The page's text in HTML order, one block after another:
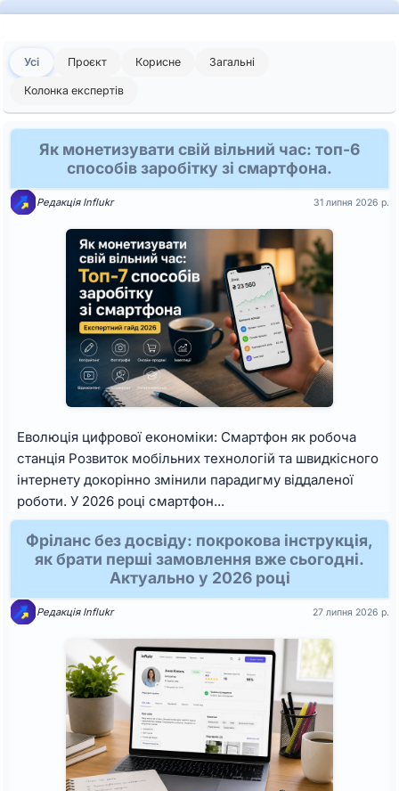
новини
платформи
Influkr
Усі Проєкт Корисне Загальні
Колонка експертів
Як монетизувати свій вільний час: топ-6
способів заробітку зі смартфона.
Редакція Influkr 31 липня 2026 р.
Еволюція цифрової економіки: Смартфон як робоча
станція Розвиток мобільних технологій та швидкісного
інтернету докорінно змінили парадигму віддаленої
роботи. У 2026 році смартфон...
Фріланс без досвіду: покрокова інструкція,
як брати перші замовлення вже сьогодні.
Актуально у 2026 році
Редакція Influkr 27 липня 2026 р.